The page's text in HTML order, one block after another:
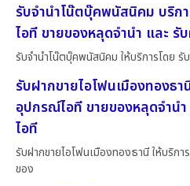
รับจำนำโน๊ตบุ๊คพนัสนิคม บริก
ไอที ขายของหลุดจำนำ และ
รับจำนำโน๊ตบุ๊คพนัสนิคม ให้บริการโดย รั
รับฝากขายไอโฟนเมืองทองธ
อุปกรณ์ไอที ขายของหลุดจำน
ไอที
รับฝากขายไอโฟนเมืองทองธานี ให้บริกา
ของ